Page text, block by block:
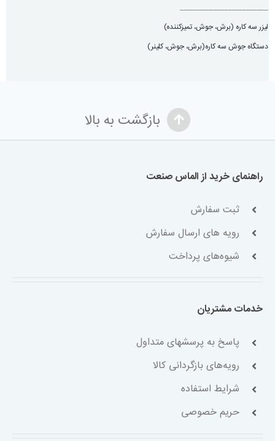
________________________
لیزر سه کاره (برش، جوش، تميزكننده)
دستگاه جوش سه کاره(برش، جوش، کلینر)
بازگشت به بالا
راهنمای خرید از الماس صنعت
ثبت سفارش
رویه های ارسال سفارش
شیوه‌های پرداخت
خدمات مشتریان
پاسخ به پرسشهای متداول
رویه‌های بازگردانی کالا
شرایط استفاده
حریم خصوصی